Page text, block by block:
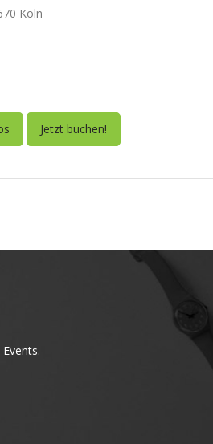
Köln
Jetzt buchen!